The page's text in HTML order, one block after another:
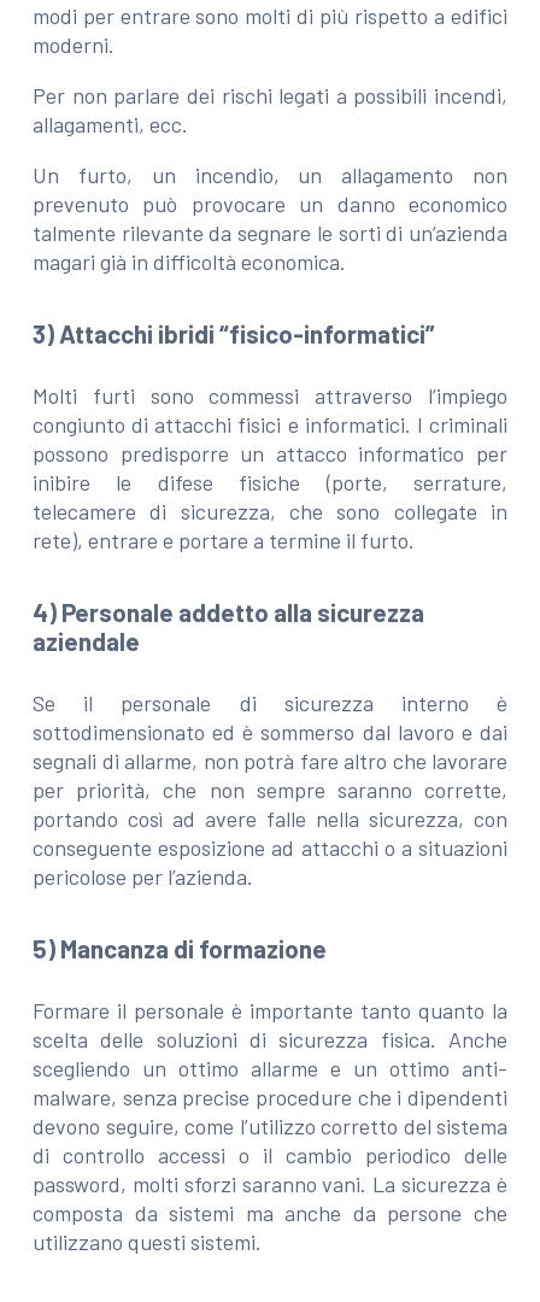
modi per entrare sono molti di più rispetto a edifici
moderni.
Per non parlare dei rischi legati a possibili incendi,
allagamenti, ecc.
Un furto, un incendio, un allagamento non
prevenuto può provocare un danno economico
talmente rilevante da segnare le sorti di un’azienda
magari già in difficoltà economica.
3) Attacchi ibridi “fisico-informatici”
Molti furti sono commessi attraverso l’impiego
congiunto di attacchi fisici e informatici. I criminali
possono predisporre un attacco informatico per
inibire le difese fisiche (porte, serrature,
telecamere di sicurezza, che sono collegate in
rete), entrare e portare a termine il furto.
4) Personale addetto alla sicurezza
aziendale
Se il personale di sicurezza interno è
sottodimensionato ed è sommerso dal lavoro e dai
segnali di allarme, non potrà fare altro che lavorare
per priorità, che non sempre saranno corrette,
portando così ad avere falle nella sicurezza, con
conseguente esposizione ad attacchi o a situazioni
pericolose per l’azienda.
5) Mancanza di formazione
Formare il personale è importante tanto quanto la
scelta delle soluzioni di sicurezza fisica. Anche
scegliendo un ottimo allarme e un ottimo anti-
malware, senza precise procedure che i dipendenti
devono seguire, come l’utilizzo corretto del sistema
di controllo accessi o il cambio periodico delle
password, molti sforzi saranno vani. La sicurezza è
composta da sistemi ma anche da persone che
utilizzano questi sistemi.